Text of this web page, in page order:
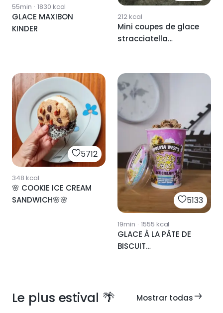
55min · 1830 kcal
GLACE MAXIBON
KINDER
212kcal
Mini coupes de glace
stracciatella
5712
348 kcal
🌸 COOKIE ICE CREAM
SANDWICH🌸🌸
5133
19min · 1555 kcal
GLACE À LA PÂTE DE
BISCUIT
Le plus estival 🌴 Mostrar todas